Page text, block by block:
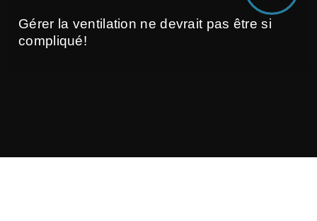
Gérer la ventilation ne devrait pas être si
compliqué!